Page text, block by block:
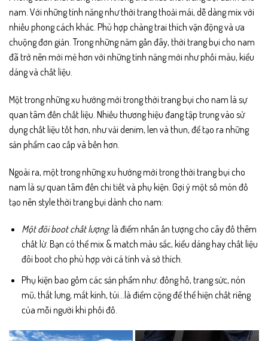
nam. Với những tính năng như thời trang thoải mái, dễ dàng mix với
nhiều phong cách khác. Phù hợp chàng trai thích vận động và ưa
chuộng đơn giản. Trong những năm gần đây, thời trang bụi cho nam
đã trở nên mới mẻ hơn với những tính năng mới như phối màu, kiểu
dáng và chất liệu.
Một trong những xu hướng mới trong thời trang bụi cho nam là sự
quan tâm đến chất liệu. Nhiều thương hiệu đang tập trung vào sử
dụng chất liệu tốt hơn, như vải denim, len và thun, để tạo ra những
sản phẩm cao cấp và bền hơn.
Ngoài ra, một trong những xu hướng mới trong thời trang bụi cho
nam là sự quan tâm đến chi tiết và phụ kiện. Gợi ý một số món đồ
tạo nên style thời trang bụi dành cho nam:
Một đôi boot chất lượng: là điểm nhấn ấn tượng cho cây đồ thêm
chất lừ. Bạn có thể mix & match màu sắc, kiểu dáng hay chất liệu
đôi boot cho phù hợp với cá tính và sở thích.
Phụ kiện bao gồm các sản phẩm như: đồng hồ, trang sức, nón
mũ, thắt lưng, mắt kính, túi…là điểm cộng để thể hiện chất riêng
của mỗi người khi phối đồ.